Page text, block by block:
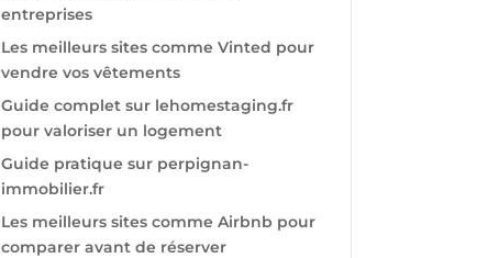
entreprises
Les meilleurs sites comme Vinted pour
vendre vos vêtements
Guide complet sur lehomestaging.fr
pour valoriser un logement
Guide pratique sur perpignan-
immobilier.fr
Les meilleurs sites comme Airbnb pour
comparer avant de réserver